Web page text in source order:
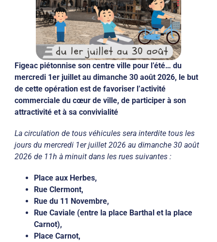
Figeac piétonnise son centre ville pour l’été… du
mercredi 1er juillet au dimanche 30 août 2026, le but
de cette opération est de favoriser l’activité
commerciale du cœur de ville, de participer à son
attractivité et à sa convivialité
La circulation de tous véhicules sera interdite tous les
jours du mercredi 1er juillet 2026 au dimanche 30 août
2026 de 11h à minuit dans les rues suivantes :
Place aux Herbes,
Rue Clermont,
Rue du 11 Novembre,
Rue Caviale (entre la place Barthal et la place
Carnot),
Place Carnot,